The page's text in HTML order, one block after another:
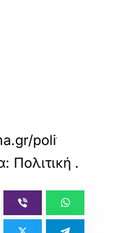
politics/article/
Πολιτική .